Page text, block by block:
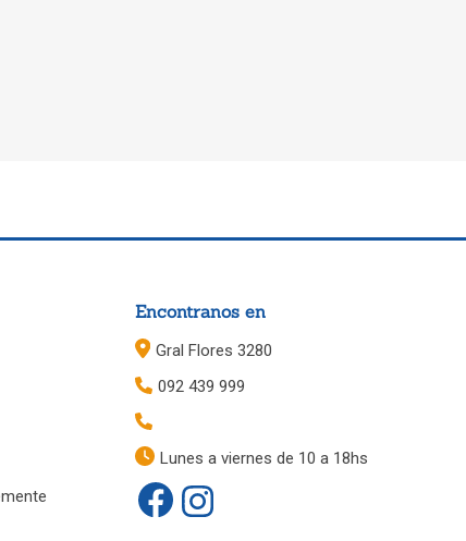
Encontranos en
Gral Flores 3280
092 439 999
Lunes a viernes de 10 a 18hs